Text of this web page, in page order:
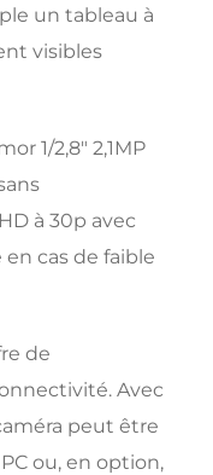
un tableau à
visibles
1/2,8″ 2,1MP
à 30p avec
cas de faible
de
Avec
peut être
ou, en option,